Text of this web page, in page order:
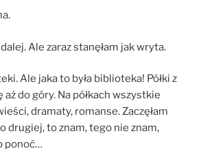
Ale zaraz stanęłam jak wryta.
Ale jaka to była biblioteka! Półki z
aż do góry. Na półkach wszystkie
dramaty, romanse. Zaczęłam
drugiej, to znam, tego nie znam,
ponoć…